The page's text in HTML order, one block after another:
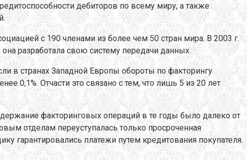
дебиторов по всему миру, а также
с 190 членами из более чем 50 стран мира. В 2003 г.
разработала свою систему передачи данных.
в странах Западной Европы обороты по факторингу
0,1%. Отчасти это связано с тем, что лишь 5 из 20 лет
факторинговых операций в те годы было далеко от
отделам переуступалась только просроченная
гарантировались платежи путем кредитования покупателя.